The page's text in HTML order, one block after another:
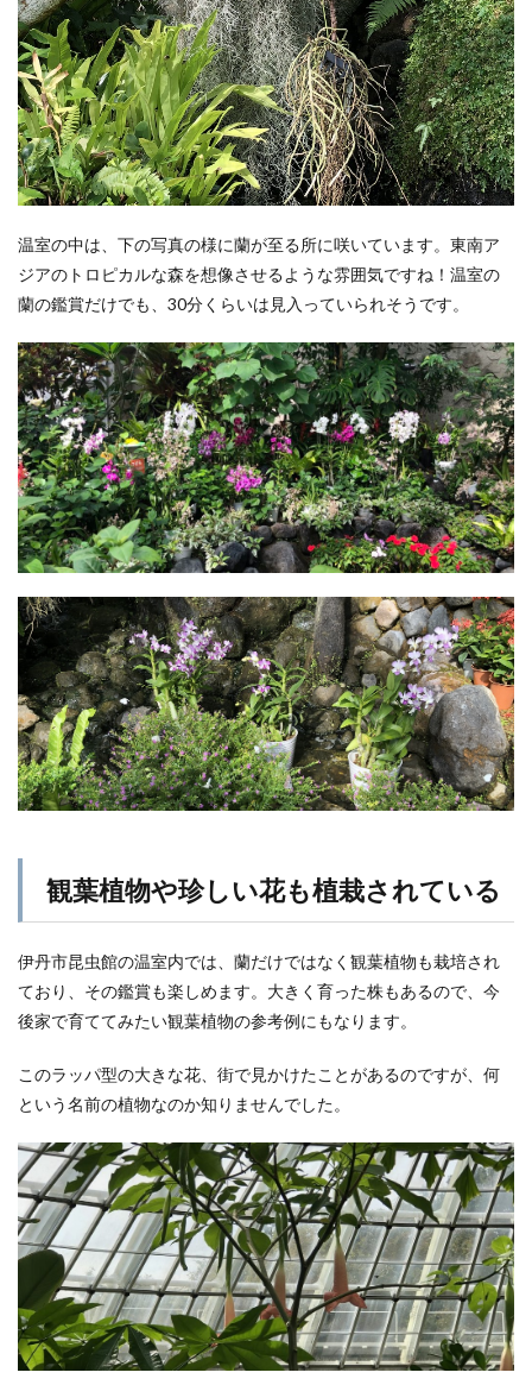
温室の中は、下の写真の様に蘭が至る所に咲いています。東南ア
ジアのトロピカルな森を想像させるような雰囲気ですね！温室の
蘭の鑑賞だけでも、30分くらいは見入っていられそうです。
観葉植物や珍しい花も植栽されている
伊丹市昆虫館の温室内では、蘭だけではなく観葉植物も栽培され
ており、その鑑賞も楽しめます。大きく育った株もあるので、今
後家で育ててみたい観葉植物の参考例にもなります。
このラッパ型の大きな花、街で見かけたことがあるのですが、何
という名前の植物なのか知りませんでした。